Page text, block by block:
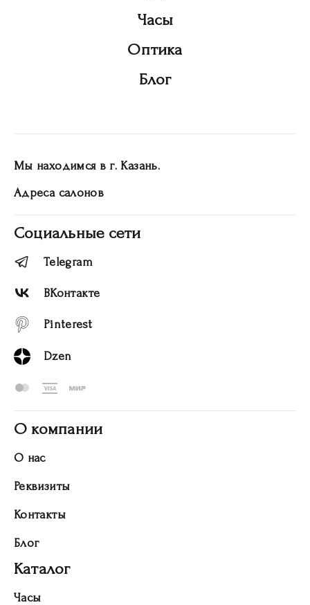
Часы
Оптика
Блог
Мы находимся в г. Казань.
Адреса салонов
Социальные сети
Telegram
ВКонтакте
Pinterest
Dzen
О компании
О нас
Реквизиты
Контакты
Блог
Каталог
Часы